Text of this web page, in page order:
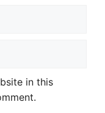
in this